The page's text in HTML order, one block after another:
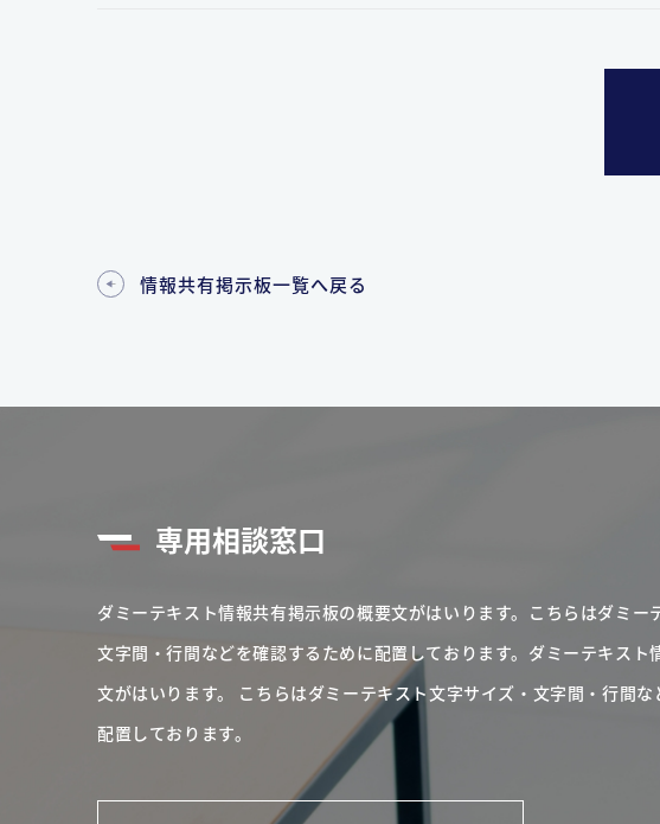
情報共有掲示板一覧へ戻る
専用相談窓口
ダミーテキスト情報共有掲示板の概要文がはいります。こちらはダミー
文字間・行間などを確認するために配置しております。ダミーテキスト
文がはいります。 こちらはダミーテキスト文字サイズ・文字間・行間
配置しております。